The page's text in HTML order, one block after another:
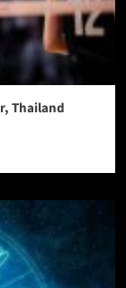
Thailand